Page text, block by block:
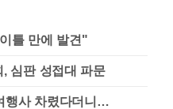
틀 만에 발견"
심판 성접대 파문
행사 차렸다더니…